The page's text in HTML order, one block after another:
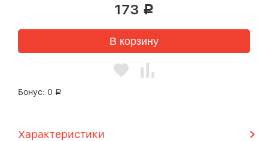
173 Р
В корзину
Бонус: 0 Р
Характеристики